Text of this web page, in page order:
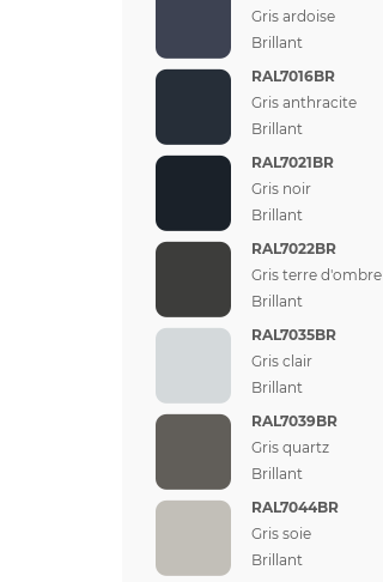
Gris ardoise
Brillant
RAL7016BR
Gris anthracite
Brillant
RAL7021BR
Gris noir
Brillant
RAL7022BR
Gris terre d'ombre
Brillant
RAL7035BR
Gris clair
Brillant
RAL7039BR
Gris quartz
Brillant
RAL7044BR
Gris soie
Brillant